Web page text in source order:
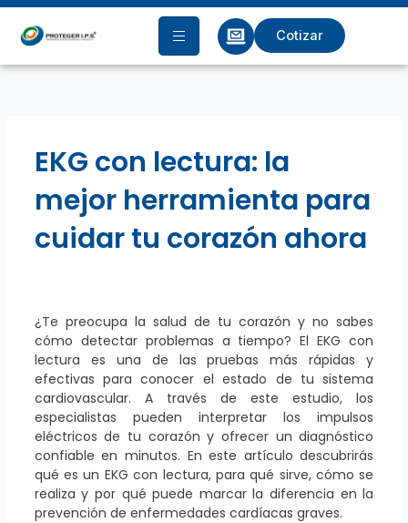
Ir
contenido
Cotizar
EKG con lectura: la
mejor herramienta para
cuidar tu corazón ahora
¿Te preocupa la salud de tu corazón y no sabes
cómo detectar problemas a tiempo? El EKG con
lectura es una de las pruebas más rápidas y
efectivas para conocer el estado de tu sistema
cardiovascular. A través de este estudio, los
especialistas pueden interpretar los impulsos
eléctricos de tu corazón y ofrecer un diagnóstico
confiable en minutos. En este artículo descubrirás
qué es un EKG con lectura, para qué sirve, cómo se
realiza y por qué puede marcar la diferencia en la
prevención de enfermedades cardíacas graves.